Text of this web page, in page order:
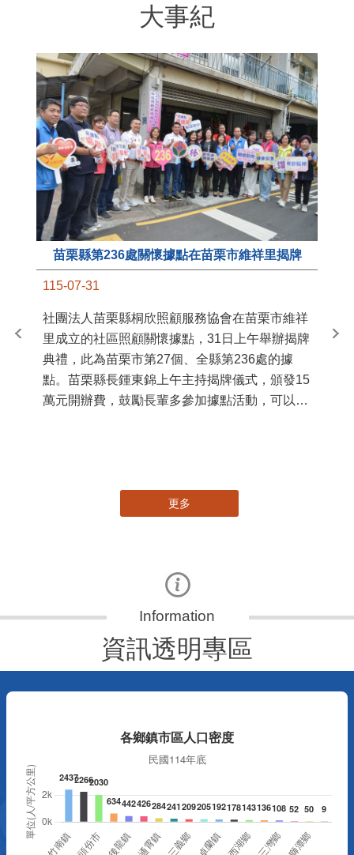
大事紀
苗栗縣第236處關懷據點在苗栗市維祥里揭牌
115-07-31
社團法人苗栗縣桐欣照顧服務協會在苗栗市維祥
里成立的社區照顧關懷據點，31日上午舉辦揭牌
典禮，此為苗栗市第27個、全縣第236處的據
點。苗栗縣長鍾東錦上午主持揭牌儀式，頒發15
萬元開辦費，鼓勵長輩多參加據點活動，可以更
苗
更多
資訊透明專區